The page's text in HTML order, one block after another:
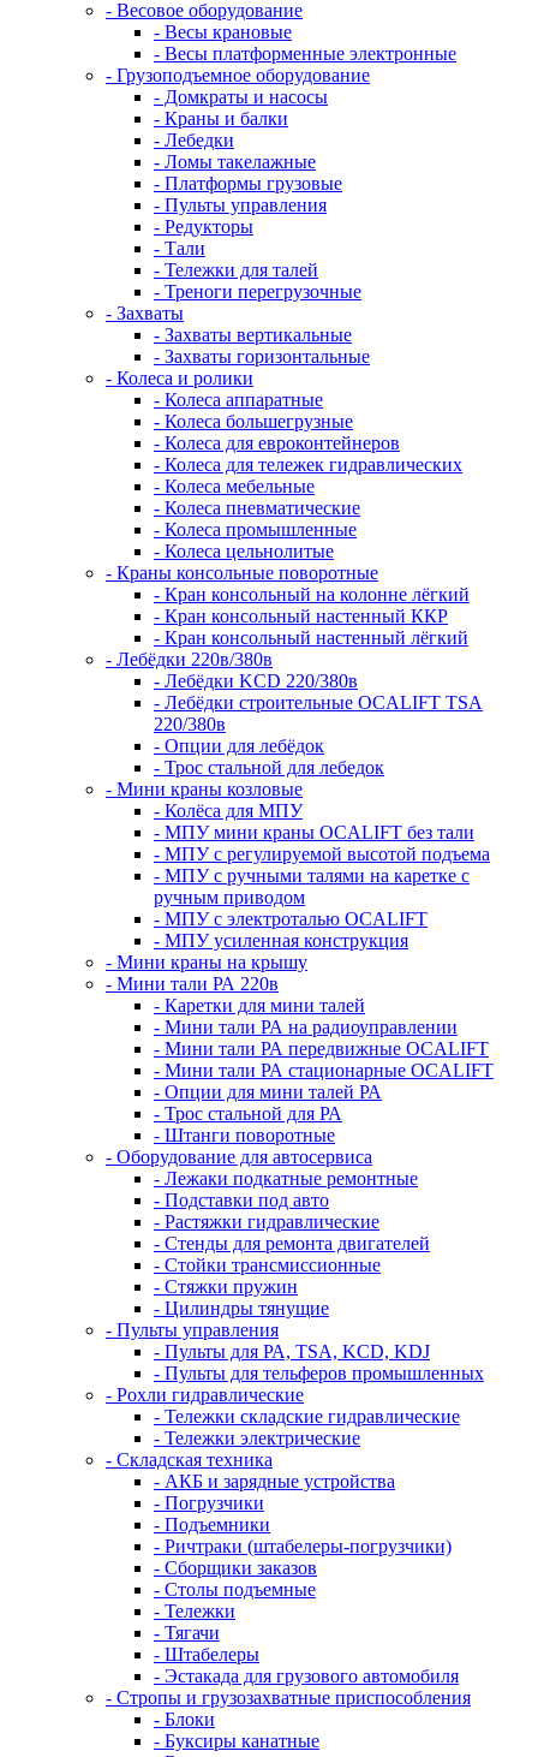
- Весовое оборудование
- Весы крановые
- Весы платформенные электронные
- Грузоподъемное оборудование
- Домкраты и насосы
- Краны и балки
- Лебедки
- Ломы такелажные
- Платформы грузовые
- Пульты управления
- Редукторы
- Тали
- Тележки для талей
- Треноги перегрузочные
- Захваты
- Захваты вертикальные
- Захваты горизонтальные
- Колеса и ролики
- Колеса аппаратные
- Колеса большегрузные
- Колеса для евроконтейнеров
- Колеса для тележек гидравлических
- Колеса мебельные
- Колеса пневматические
- Колеса промышленные
- Колеса цельнолитые
- Краны консольные поворотные
- Кран консольный на колонне лёгкий
- Кран консольный настенный ККР
- Кран консольный настенный лёгкий
- Лебёдки 220в/380в
- Лебёдки KCD 220/380в
- Лебёдки строительные OCALIFT TSA
220/380в
- Опции для лебёдок
- Трос стальной для лебедок
- Мини краны козловые
- Колёса для МПУ
- МПУ мини краны OCALIFT без тали
- МПУ с регулируемой высотой подъема
- МПУ с ручными талями на каретке с
ручным приводом
- МПУ с электроталью OCALIFT
- МПУ усиленная конструкция
- Мини краны на крышу
- Мини тали РА 220в
- Каретки для мини талей
- Мини тали РА на радиоуправлении
- Мини тали РА передвижные OCALIFT
- Мини тали РА стационарные OCALIFT
- Опции для мини талей РА
- Трос стальной для РА
- Штанги поворотные
- Оборудование для автосервиса
- Лежаки подкатные ремонтные
- Подставки под авто
- Растяжки гидравлические
- Стенды для ремонта двигателей
- Стойки трансмиссионные
- Стяжки пружин
- Цилиндры тянущие
- Пульты управления
- Пульты для РА, TSA, KCD, KDJ
- Пульты для тельферов промышленных
- Рохли гидравлические
- Тележки складские гидравлические
- Тележки электрические
- Складская техника
- АКБ и зарядные устройства
- Погрузчики
- Подъемники
- Ричтраки (штабелеры-погрузчики)
- Сборщики заказов
- Столы подъемные
- Тележки
- Тягачи
- Штабелеры
- Эстакада для грузового автомобиля
- Стропы и грузозахватные приспособления
- Блоки
- Буксиры канатные